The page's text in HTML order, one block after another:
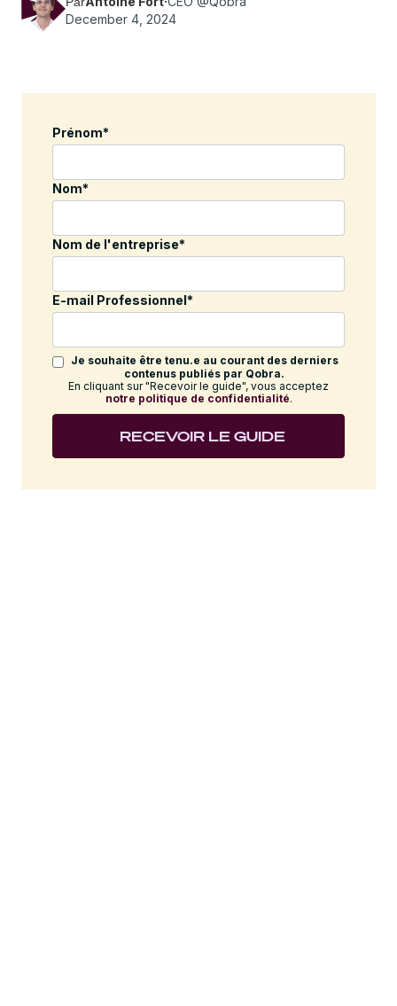
December 4, 2024
Prénom*
Nom*
Nom de l'entreprise*
E-mail Professionnel*
Je souhaite être tenu.e au courant des derniers
contenus publiés par Qobra.
En cliquant sur "Recevoir le guide", vous acceptez
notre politique de confidentialité.